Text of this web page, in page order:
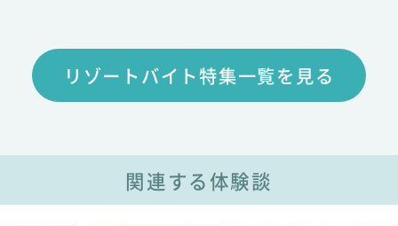
リゾートバイト特集一覧を見る
関連する体験談